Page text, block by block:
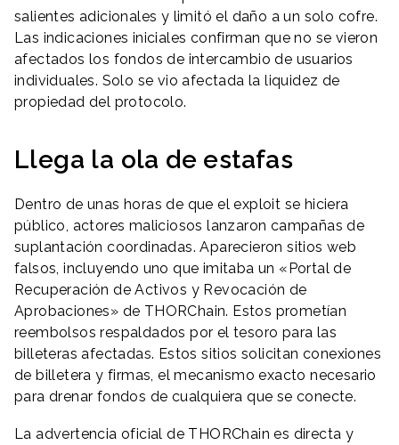
salientes adicionales y limitó el daño a un solo cofre.
Las indicaciones iniciales confirman que no se vieron
afectados los fondos de intercambio de usuarios
individuales. Solo se vio afectada la liquidez de
propiedad del protocolo.
Llega la ola de estafas
Dentro de unas horas de que el exploit se hiciera
público, actores maliciosos lanzaron campañas de
suplantación coordinadas. Aparecieron sitios web
falsos, incluyendo uno que imitaba un «Portal de
Recuperación de Activos y Revocación de
Aprobaciones» de THORChain. Estos prometían
reembolsos respaldados por el tesoro para las
billeteras afectadas. Estos sitios solicitan conexiones
de billetera y firmas, el mecanismo exacto necesario
para drenar fondos de cualquiera que se conecte.
La advertencia oficial de THORChain es directa y